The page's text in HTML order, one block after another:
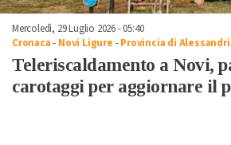
Mercoledì, 29 Luglio 2026 - 05:40
Cronaca- Novi Ligure -Provincia di
Teleriscaldamento a Novi,
carotaggi per aggiornare il